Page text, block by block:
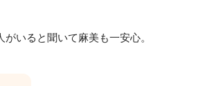
いると聞いて麻美も一安心。